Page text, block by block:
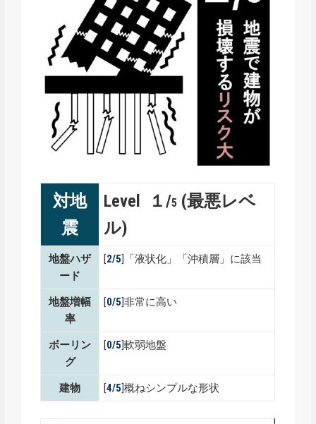
対地
震
Level １/5 (最悪レベ
ル)
地盤ハザ
ード
[2/5]「液状化」「沖積層」に該当
地盤増幅
率
[0/5]非常に高い
ボーリン
グ
[0/5]軟弱地盤
建物 [4/5]概ねシンプルな形状